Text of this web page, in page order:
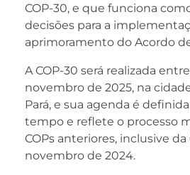
COP-30, e que funciona
decisões para a
aprimoramento do Acordo
A COP-30 será realizada entre
novembro de 2025, na
Pará, e sua agenda é
tempo e reflete o processo
COPs anteriores, inclusive da
novembro de 2024.